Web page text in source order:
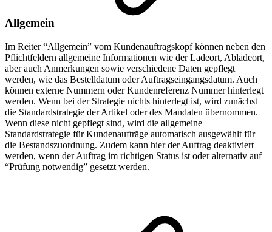
Allgemein
Im Reiter “Allgemein” vom Kundenauftragskopf können neben den
Pflichtfeldern allgemeine Informationen wie der Ladeort, Abladeort,
aber auch Anmerkungen sowie verschiedene Daten gepflegt
werden, wie das Bestelldatum oder Auftragseingangsdatum. Auch
können externe Nummern oder Kundenreferenz Nummer hinterlegt
werden. Wenn bei der Strategie nichts hinterlegt ist, wird zunächst
die Standardstrategie der Artikel oder des Mandaten übernommen.
Wenn diese nicht gepflegt sind, wird die allgemeine
Standardstrategie für Kundenaufträge automatisch ausgewählt für
die Bestandszuordnung. Zudem kann hier der Auftrag deaktiviert
werden, wenn der Auftrag im richtigen Status ist oder alternativ auf
“Prüfung notwendig” gesetzt werden.